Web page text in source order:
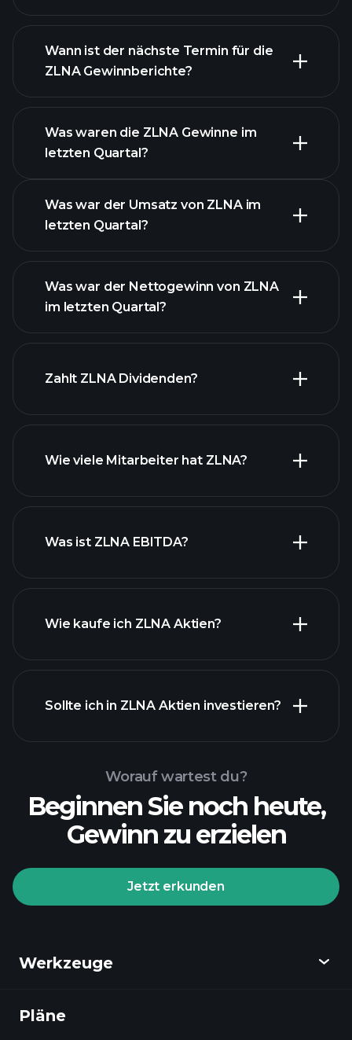
Finanzberichte von
ZLNA
Wann ist der nächste Termin für die
ZLNA Gewinnberichte?
Was waren die ZLNA Gewinne im
letzten Quartal?
ZLNA Gewinnen
Was war der Umsatz von ZLNA im
letzten Quartal?
finanzielle
Was war der Nettogewinn von ZLNA
im letzten Quartal?
finanzielle Berichte ZLNA
Zahlt ZLNA Dividenden?
Wie viele Mitarbeiter hat ZLNA?
Was ist ZLNA EBITDA?
Wie kaufe ich ZLNA Aktien?
Sollte ich in ZLNA Aktien investieren?
Worauf wartest du?
Beginnen Sie noch heute,
Gewinn zu erzielen
Jetzt erkunden
Werkzeuge
Entdecken
Pläne